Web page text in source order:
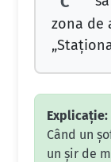
zona de
Explicație:
Când un
un șir de